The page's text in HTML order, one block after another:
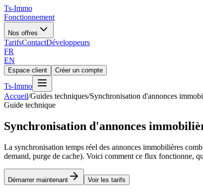
Ts-Immo
Fonctionnement
Nos offres
TarifsContactDéveloppeurs
FR
EN
Espace client Créer un compte
Ts-Immo
Accueil/Guides techniques/Synchronisation d'annonces
Guide technique
Synchronisation d'annonces
La synchronisation temps réel des annonces immobilières
demand, purge de cache). Voici comment ce flux fonctionne,
Démarrer maintenant Voir les tarifs